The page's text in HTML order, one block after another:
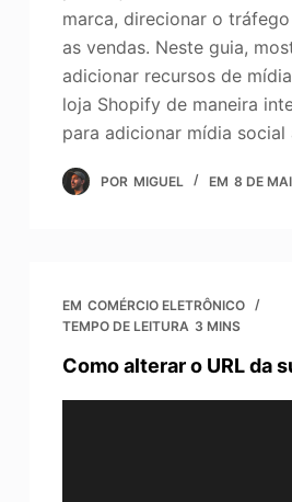
marca, direcionar o
as vendas. Neste guia,
adicionar recursos de
loja Shopify de maneira
para adicionar mídia social
POR MIGUEL EM 8 DE
EM COMÉRCIO ELETRÔNICO
TEMPO DE LEITURA 3 MINS
Como alterar o URL da